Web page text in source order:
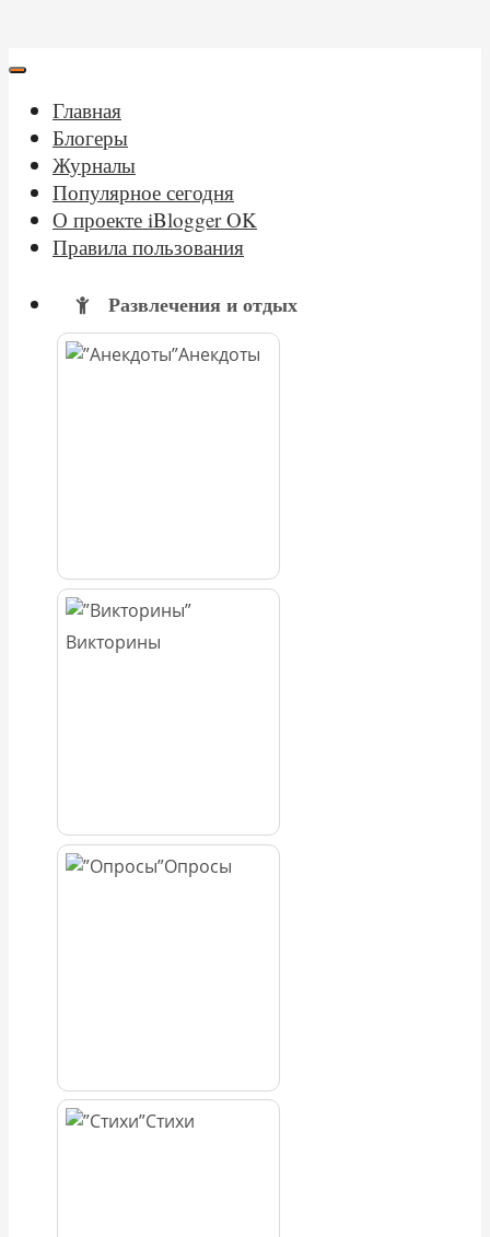
Главная
Блогеры
Журналы
Популярное сегодня
О проекте iBlogger OK
Правила пользования
Развлечения и отдых
Анекдоты
Викторины
Опросы
Стихи